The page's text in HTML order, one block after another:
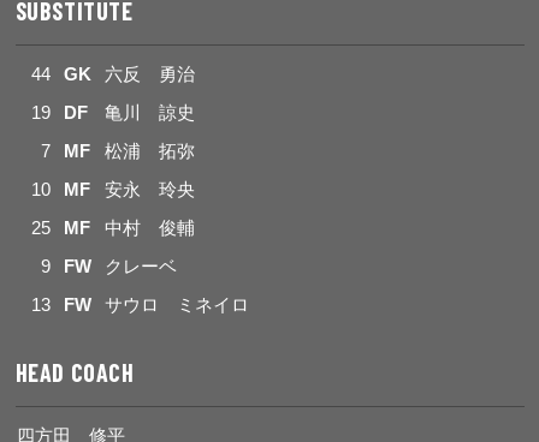
SUBSTITUTE
44 GK
六反 勇治
19
DF
亀川 諒史
7
MF
松浦 拓弥
10
MF
安永 玲央
25
MF
中村 俊輔
9
FW
クレーベ
13
FW サウロ ミネイロ
HEAD COACH
四方田 修平